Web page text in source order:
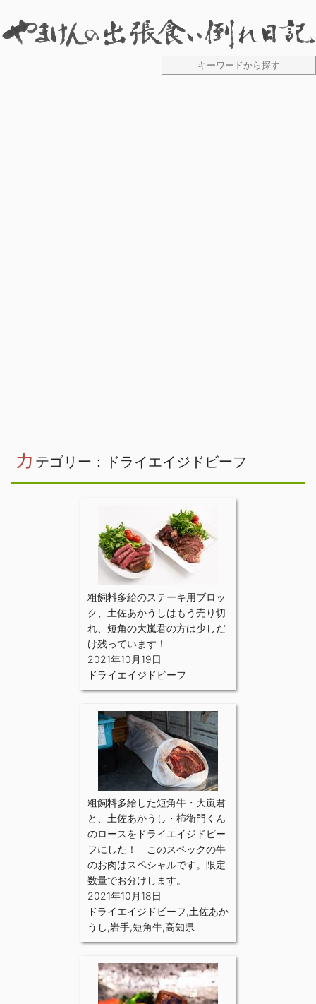
カ テゴリー：ドライエイジドビーフ
粗飼料多給のステーキ用ブロッ
ク、土佐あかうしはもう売り切
れ、短角の大嵐君の方は少しだ
け残っています！
2021年10月19日
ドライエイジドビーフ
粗飼料多給した短角牛・大嵐君
と、土佐あかうし・柿衛門くん
のロースをドライエイジドビー
フにした！ このスペックの牛
のお肉はスペシャルです。限定
数量でお分けします。
2021年10月18日
ドライエイジドビーフ,土佐あか
うし,岩手,短角牛,高知県